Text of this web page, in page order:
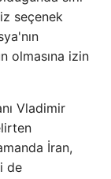
seçenek
olmasına izin
Vladimir
İran,
de